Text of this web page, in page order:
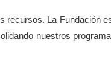
La Fundación
nuestros